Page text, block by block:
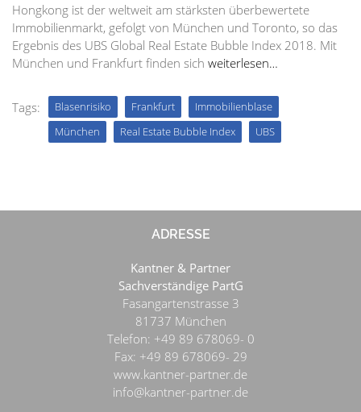
Hongkong ist der weltweit am stärksten überbewertete
Immobilienmarkt, gefolgt von München und Toronto, so das
Ergebnis des UBS Global Real Estate Bubble Index 2018. Mit
München und Frankfurt finden sich weiterlesen…
Tags: Blasenrisiko Frankfurt
Immobilienblase
München
Real Estate Bubble Index UBS
ADRESSE
Kantner & Partner
Sachverständige PartG
Fasangartenstrasse 3
81737 München
Telefon: +49 89 678069- 0
Fax: +49 89 678069- 29
www.kantner-partner.de
info@kantner-partner.de